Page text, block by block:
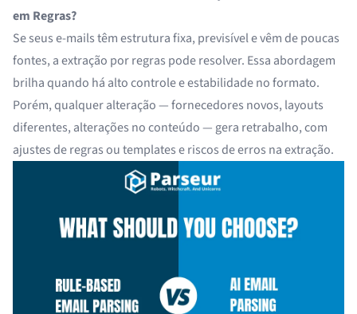
em Regras?
Se seus e-mails têm estrutura fixa, previsível e vêm de poucas
fontes, a extração por regras pode resolver. Essa abordagem
brilha quando há alto controle e estabilidade no formato.
Porém, qualquer alteração — fornecedores novos, layouts
diferentes, alterações no conteúdo — gera retrabalho, com
ajustes de regras ou templates e riscos de erros na extração.